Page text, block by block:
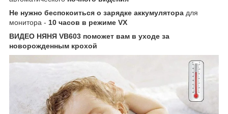
Не нужно беспокоиться о зарядке аккумулятора для
монитора - 10 часов в режиме VX
ВИДЕО НЯНЯ VB603 поможет вам в уходе за
новорожденным крохой